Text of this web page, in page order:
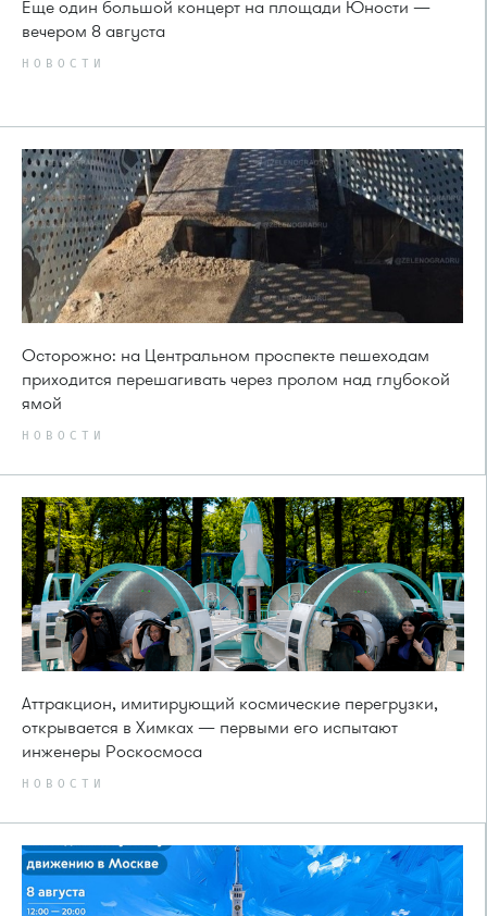
Еще один большой концерт на площади Юности —
вечером 8 августа
НОВОСТИ
Осторожно: на Центральном проспекте пешеходам
приходится перешагивать через пролом над глубокой
ямой
НОВОСТИ
Аттракцион, имитирующий космические перегрузки,
открывается в Химках — первыми его испытают
инженеры Роскосмоса
НОВОСТИ